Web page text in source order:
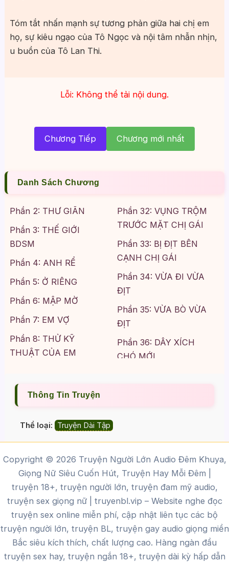
Tóm tắt nhấn mạnh sự tương phản giữa hai chị em
họ, sự kiêu ngạo của Tô Ngọc và nội tâm nhẫn nhịn,
u buồn của Tô Lan Thi.
Lỗi: Không thể tải nội dung.
Chương Tiếp Chương mới nhất
Danh Sách Chương
Phần 2: THƯ GIÃN
Phần 3: THẾ GIỚI
BDSM
Phần 4: ANH RỂ
Phần 5: Ở RIÊNG
Phần 6: MẬP MỜ
Phần 7: EM VỢ
Phần 8: THỬ KỸ
THUẬT CỦA EM
XUẤT TINH
Phần 10: EM ƯỚT RỒI
Phần 11: SỜ LỒN
Phần 12: XOA LỒN
Phần 13: ANH RỂ, ANH
HẾT SỨC RỒI À?
Phần 14: LÊN ĐỈNH
Phần 15: BÍ MẬT
Phần 16: Nghịch NÚM
VÚ
Phần 32: VỤNG TRỘM
TRƯỚC MẶT CHỊ GÁI
Phần 33: BỊ ĐỊT BÊN
CẠNH CHỊ GÁI
Phần 34: VỪA ĐI VỪA
ĐỊT
Phần 35: VỪA BÒ VỪA
ĐỊT
Phần 36: DÂY XÍCH
CHÓ MỚI
Phần 39: SỰ THẬT
Phần 40: BẠN TRAI
Phần 41: ANH THÍCH
EM
Phần 42: LÀM HÀI
LÒNG EM
Phần 43: CHỈ LÀ CHƠI
ĐÙA MÀ THÔI
Thông Tin Truyện
Thể loại: Truyện Dài Tập
Copyright © 2026 Truyện Người Lớn Audio Đêm Khuya,
Giọng Nữ Siêu Cuốn Hút, Truyện Hay Mỗi Đêm |
truyện 18+, truyện người lớn, truyện đam mỹ audio,
truyện sex giọng nữ | truyenbl.vip – Website nghe đọc
truyện sex online miễn phí, cập nhật liên tục các bộ
truyện người lớn, truyện BL, truyện gay audio giọng miền
Bắc siêu kích thích, chất lượng cao. Hàng ngàn đầu
truyện sex hay, truyện ngắn 18+, truyện dài kỳ hấp dẫn